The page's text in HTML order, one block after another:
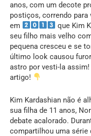
anos, com um decote
postiços, correndo para
em
que Kim
seu filho mais velho
pequena cresceu e se
último look causou
astro por vesti-la assim!
artigo!
Kim Kardashian não é
sua filha de 11 anos,
debate acalorado.
compartilhou uma série